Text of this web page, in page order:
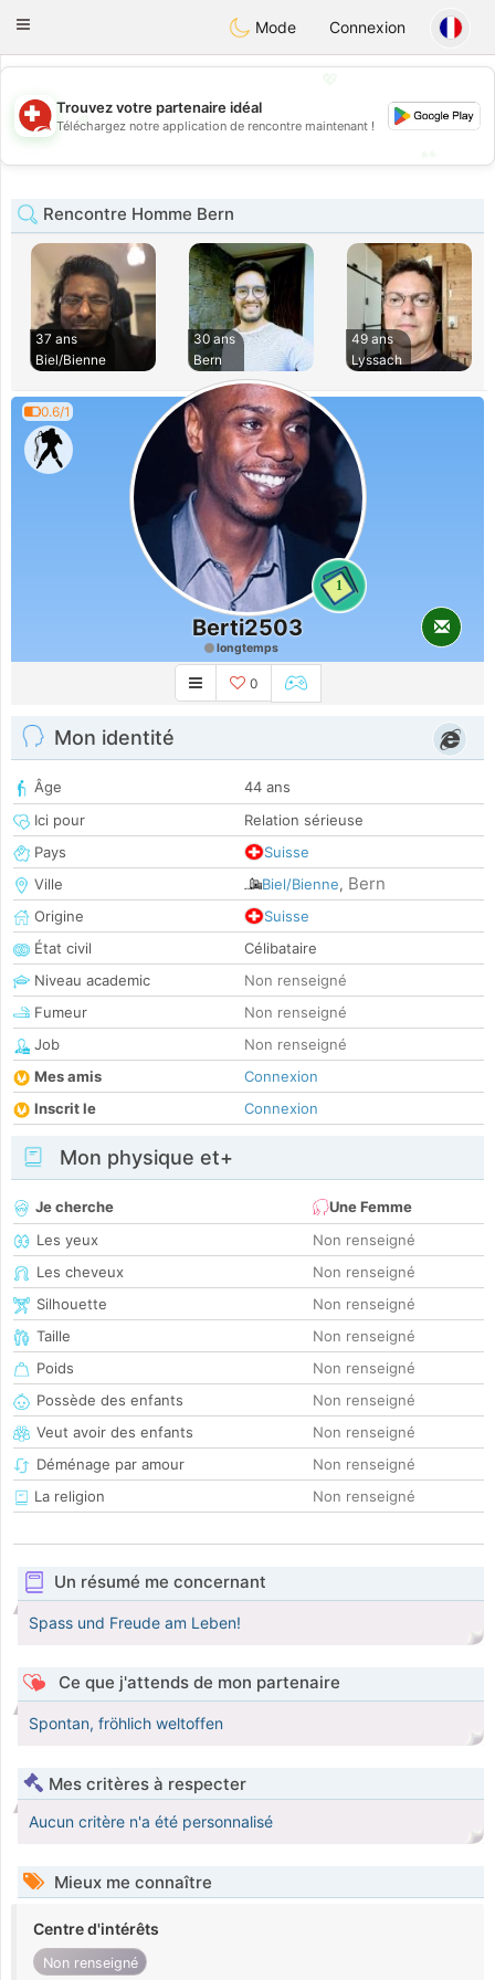
Suissi
Toggle
Mode Connexion
💖
💕
Trouvez votre partenaire idéal
Téléchargez notre application de rencontre maintenant !
Rencontre Homme Bern
37 ans
Biel/Bienne
30 ans
Bern
49 ans
Lyssach
0.6/1
1
Berti2503
longtemps
0
Mon identité
Âge
44 ans
Ici pour
Relation sérieuse
Pays
Suisse
Ville
Biel/Bienne, Bern
Origine
Suisse
État civil
Célibataire
Niveau academic
Non renseigné
Fumeur
Non renseigné
Job
Non renseigné
Mes amis
Connexion
Inscrit le
Connexion
Mon physique et+
Je cherche
Une Femme
Les yeux
Non renseigné
Les cheveux
Non renseigné
Silhouette
Non renseigné
Taille
Non renseigné
Poids
Non renseigné
Possède des enfants
Non renseigné
Veut avoir des enfants
Non renseigné
Déménage par amour
Non renseigné
La religion
Non renseigné
Un résumé me concernant
Spass und Freude am Leben!
Ce que j'attends de mon partenaire
Spontan, fröhlich weltoffen
Mes critères à respecter
Aucun critère n'a été personnalisé
Mieux me connaître
Centre d'intérêts
Non renseigné